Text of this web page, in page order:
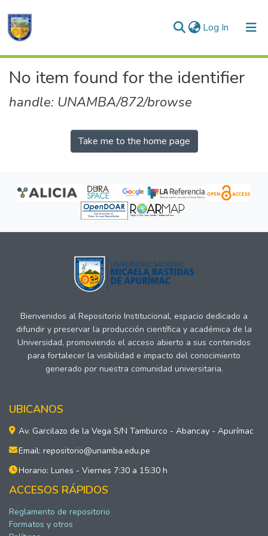
Log In (current)
Communities & Collections
No item found for the identifier
handle: UNAMBA/872/browse
Take me to the home page
Bienvenidos al Repositorio Institucional, espacio dedicado a
difundir y preservar la producción científica y académica de la
Universidad, promoviendo el acceso abierto a sus contenidos
para fortalecer la visibilidad e impacto del conocimiento
generado por nuestra comunidad universitaria.
UBICANOS
Av. Garcilazo de la Vega S/N Tamburco - Abancay - Apurímac
Email: repositorio@unamba.edu.pe
Horario: Lunes - Viernes 7:30 a 15:30 h
ACCESOS RÁPIDOS
Reglamento de repositorio
Formatos y otros